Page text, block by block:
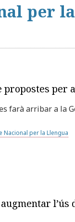
per
per
farà arribar a la
Nacional per la Llengua